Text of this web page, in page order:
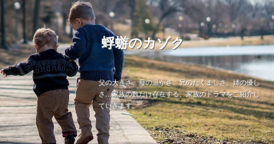
蜉蝣のカゾク
父の大きさ、母の温かさ、兄のたくましさ、姉の優し
さ…家族の数だけ存在する、家族のドラマをご紹介し
ていきます。